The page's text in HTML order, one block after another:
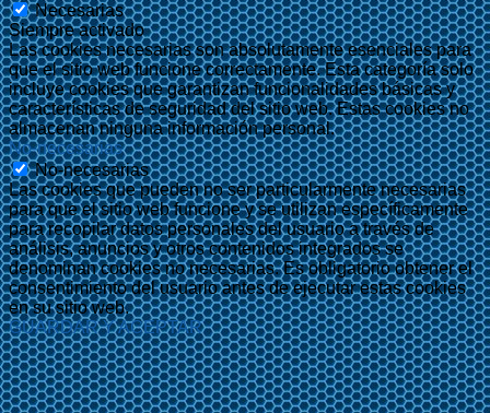
Necesarias
Siempre activado
Las cookies necesarias son absolutamente esenciales para
que el sitio web funcione correctamente. Esta categoría solo
incluye cookies que garantizan funcionalidades básicas y
características de seguridad del sitio web. Estas cookies no
almacenan ninguna información personal.
No-necesarias
No-necesarias
Las cookies que pueden no ser particularmente necesarias
para que el sitio web funcione y se utilizan específicamente
para recopilar datos personales del usuario a través de
análisis, anuncios y otros contenidos integrados se
denominan cookies no necesarias. Es obligatorio obtener el
consentimiento del usuario antes de ejecutar estas cookies
en su sitio web.
GUARDAR Y ACEPTAR